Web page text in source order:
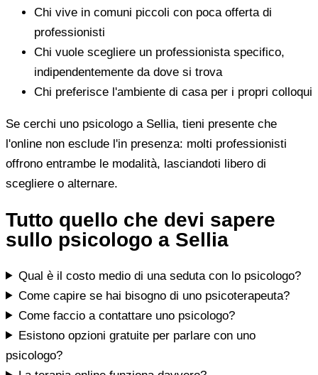
Chi vive in comuni piccoli con poca offerta di
professionisti
Chi vuole scegliere un professionista specifico,
indipendentemente da dove si trova
Chi preferisce l'ambiente di casa per i propri colloqui
Se cerchi uno psicologo a Sellia, tieni presente che
l'online non esclude l'in presenza: molti professionisti
offrono entrambe le modalità, lasciandoti libero di
scegliere o alternare.
Tutto quello che devi sapere
sullo psicologo a Sellia
Qual è il costo medio di una seduta con lo psicologo?
Come capire se hai bisogno di uno psicoterapeuta?
Come faccio a contattare uno psicologo?
Esistono opzioni gratuite per parlare con uno
psicologo?